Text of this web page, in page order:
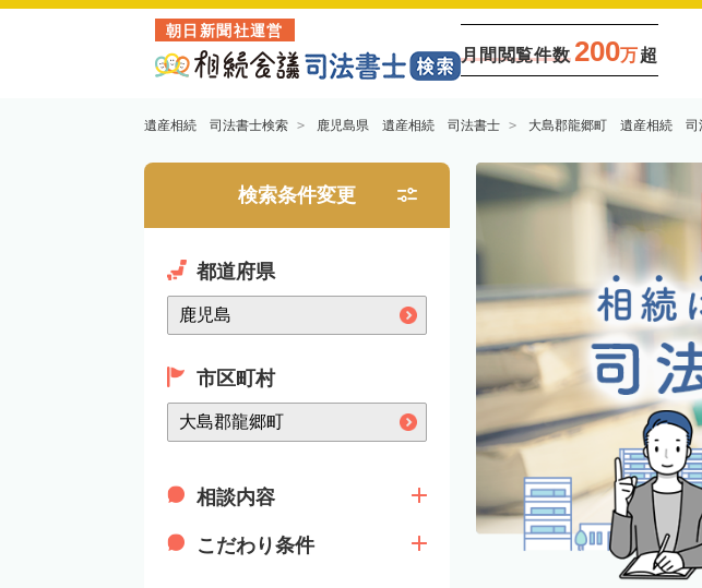
朝日新聞社運営
月間閲覧件数 200万超
遺産相続 司法書士検索 鹿児島県 遺産相続 司法書士 大島郡龍郷町 遺産相続 司
検索条件変更
都道府県
市区町村
相談内容
こだわり条件